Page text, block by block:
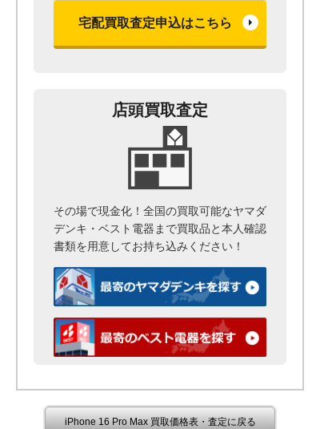
宅配買取査定申込はこちら
店頭買取査定
その場で現金化！全国の買取可能なヤマダ
デンキ・ベスト電器まで買取品と本人確認
書類を用意してお持ち込みください！
iPhone 16 Pro Max 買取価格表・査定に戻る